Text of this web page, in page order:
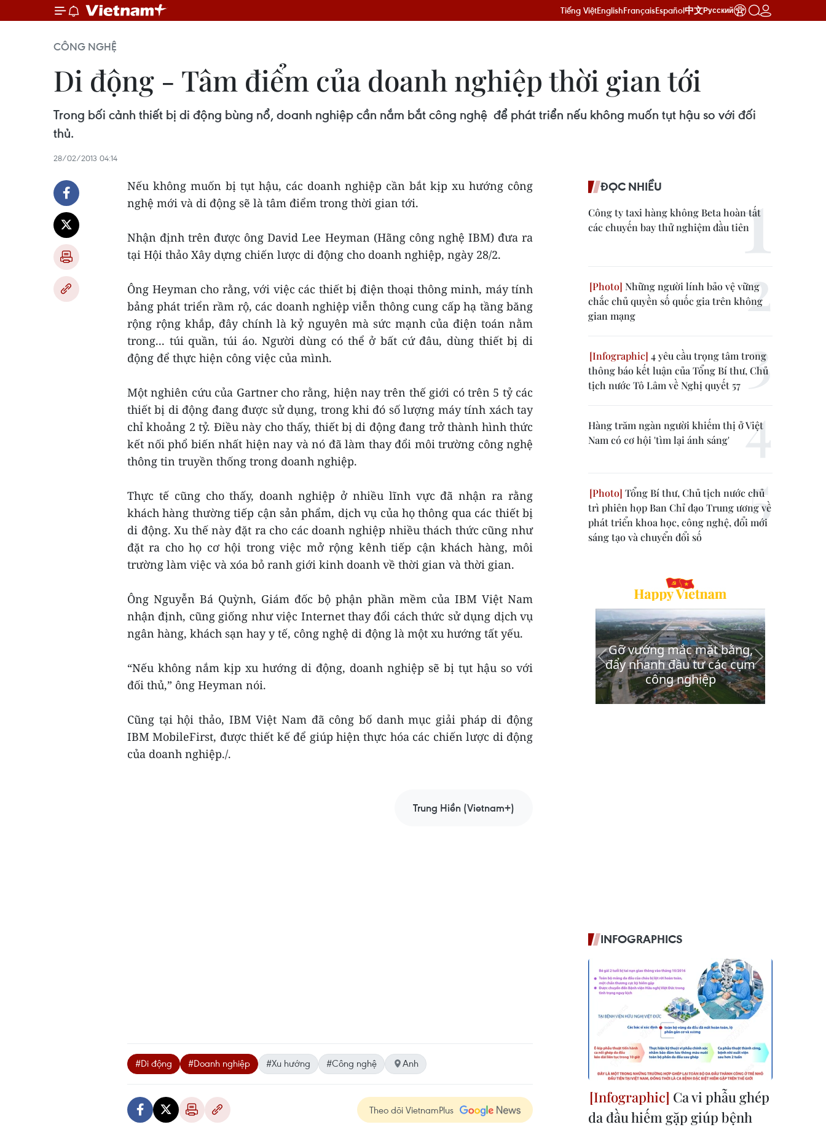
Tiếng ViệtEnglishFrançaisEspañol中文Русский
CÔNG NGHỆ
Di động - Tâm điểm của doanh nghiệp thời gian tới
Trong bối cảnh thiết bị di động bùng nổ, doanh nghiệp cần nắm bắt công nghệ để phát triển nếu không muốn tụt hậu so với đối
thủ.
28/02/2013 04:14
Nếu không muốn bị tụt hậu, các doanh nghiệp cần bắt kịp xu hướng công
nghệ mới và di động sẽ là tâm điểm trong thời gian tới.
Nhận định trên được ông David Lee Heyman (Hãng công nghệ IBM) đưa ra
tại Hội thảo Xây dựng chiến lược di động cho doanh nghiệp, ngày 28/2.
Ông Heyman cho rằng, với việc các thiết bị điện thoại thông minh, máy tính
bảng phát triển rầm rộ, các doanh nghiệp viễn thông cung cấp hạ tầng băng
rộng rộng khắp, đây chính là kỷ nguyên mà sức mạnh của điện toán nằm
trong... túi quần, túi áo. Người dùng có thể ở bất cứ đâu, dùng thiết bị di
động để thực hiện công việc của mình.
Một nghiên cứu của Gartner cho rằng, hiện nay trên thế giới có trên 5 tỷ các
thiết bị di động đang được sử dụng, trong khi đó số lượng máy tính xách tay
chỉ khoảng 2 tỷ. Điều này cho thấy, thiết bị di động đang trở thành hình thức
kết nối phổ biến nhất hiện nay và nó đã làm thay đổi môi trường công nghệ
thông tin truyền thống trong doanh nghiệp.
Thực tế cũng cho thấy, doanh nghiệp ở nhiều lĩnh vực đã nhận ra rằng
khách hàng thường tiếp cận sản phẩm, dịch vụ của họ thông qua các thiết bị
di động. Xu thế này đặt ra cho các doanh nghiệp nhiều thách thức cũng như
đặt ra cho họ cơ hội trong việc mở rộng kênh tiếp cận khách hàng, môi
trường làm việc và xóa bỏ ranh giới kinh doanh về thời gian và thời gian.
Ông Nguyễn Bá Quỳnh, Giám đốc bộ phận phần mềm của IBM Việt Nam
nhận định, cũng giống như việc Internet thay đổi cách thức sử dụng dịch vụ
ngân hàng, khách sạn hay y tế, công nghệ di động là một xu hướng tất yếu.
“Nếu không nắm kịp xu hướng di động, doanh nghiệp sẽ bị tụt hậu so với
đối thủ,” ông Heyman nói.
Cũng tại hội thảo, IBM Việt Nam đã công bố danh mục giải pháp di động
IBM MobileFirst, được thiết kế để giúp hiện thực hóa các chiến lược di động
của doanh nghiệp./.
Trung Hiền (Vietnam+)
#Di động #Doanh nghiệp #Xu hướng #Công nghệ Anh
Theo dõi VietnamPlus
ĐỌC NHIỀU
Công ty taxi hàng không Beta hoàn tất
các chuyến bay thử nghiệm đầu tiên
Những người lính bảo vệ vững
chắc chủ quyền số quốc gia trên không
gian mạng
4 yêu cầu trọng tâm trong
thông báo kết luận của Tổng Bí thư, Chủ
tịch nước Tô Lâm về Nghị quyết 57
Hàng trăm ngàn người khiếm thị ở Việt
Nam có cơ hội 'tìm lại ánh sáng'
Tổng Bí thư, Chủ tịch nước chủ
trì phiên họp Ban Chỉ đạo Trung ương về
phát triển khoa học, công nghệ, đổi mới
sáng tạo và chuyển đổi số
INFOGRAPHICS
Ca vi phẫu ghép
da đầu hiếm gặp giúp bệnh